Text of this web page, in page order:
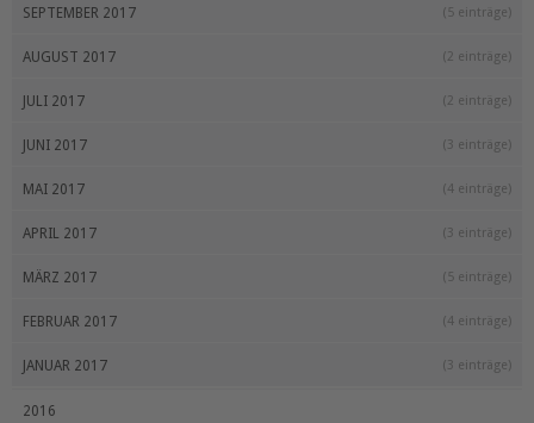
SEPTEMBER 2017 (5 einträge)
AUGUST 2017 (2 einträge)
JULI 2017 (2 einträge)
JUNI 2017 (3 einträge)
MAI 2017 (4 einträge)
APRIL 2017 (3 einträge)
MÄRZ 2017 (5 einträge)
FEBRUAR 2017 (4 einträge)
JANUAR 2017 (3 einträge)
2016